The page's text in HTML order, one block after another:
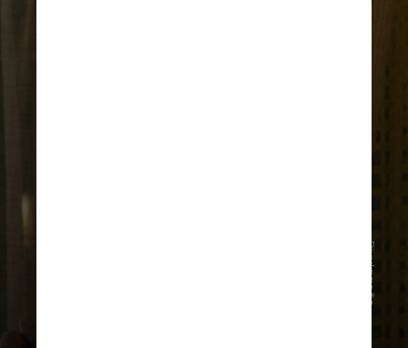
Divulgação